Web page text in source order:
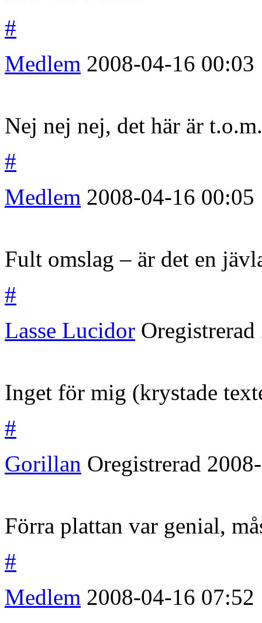
#
Medlem 2008-04-16 00:03
Nej nej nej, det här är
#
Medlem 2008-04-16 00:05
Fult omslag – är det en
#
Lasse Lucidor Oregistrerad
Inget för mig (krystade
#
Gorillan Oregistrerad
Förra plattan var genial,
#
Medlem 2008-04-16 07:52